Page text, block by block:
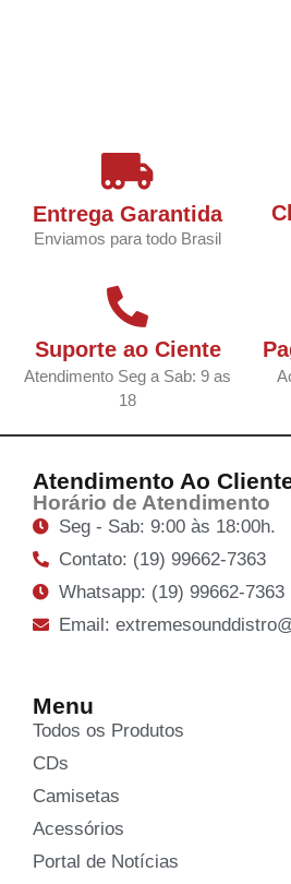
Entrega Garantida
Enviamos para todo Brasil
Suporte ao Ciente
Atendimento Seg a Sab: 9 as
18
Atendimento Ao
Horário de Atendimento
Seg - Sab: 9:00 às 18:00h.
Contato: (19) 99662-7363
Whatsapp: (19) 99662-7363
Email:
Menu
Todos os Produtos
CDs
Camisetas
Acessórios
Portal de Notícias